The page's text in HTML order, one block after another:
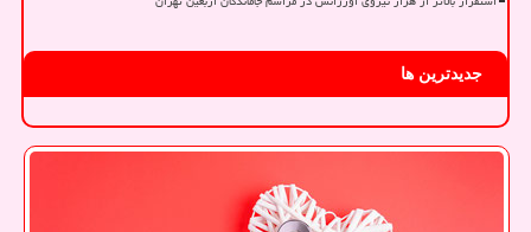
جدیدترین ها